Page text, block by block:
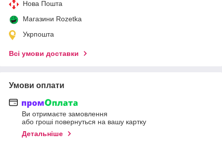
Нова Пошта
Магазини Rozetka
Укрпошта
Всі умови доставки
Умови оплати
Ви отримаєте замовлення
або гроші повернуться на вашу картку
Детальніше